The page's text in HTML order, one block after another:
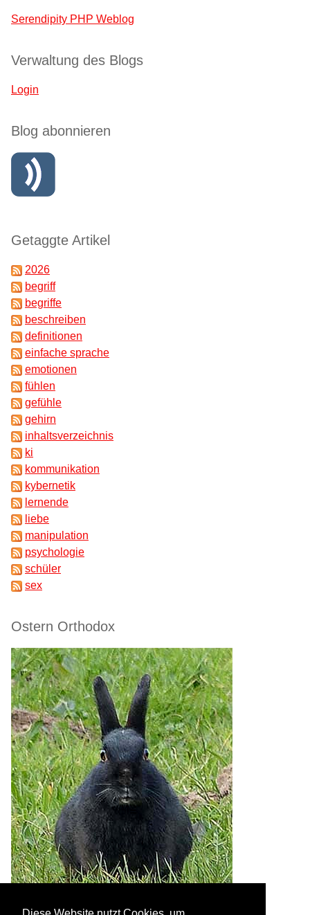
Serendipity PHP Weblog
Verwaltung des Blogs
Login
Blog abonnieren
Getaggte Artikel
2026
begriff
begriffe
beschreiben
definitionen
einfache sprache
emotionen
fühlen
gefühle
gehirn
inhaltsverzeichnis
ki
kommunikation
kybernetik
lernende
liebe
manipulation
psychologie
schüler
sex
Ostern Orthodox